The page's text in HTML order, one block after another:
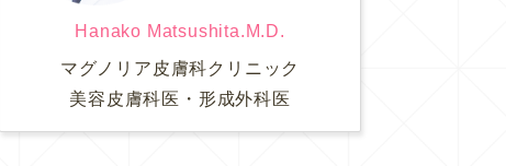
Hanako Matsushita.M.D.
マグノリア皮膚科クリニック
美容皮膚科医・形成外科医